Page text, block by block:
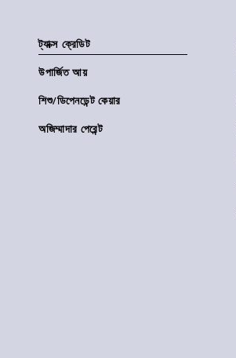
ট্যাক্স ক্রেডিট
উপার্জিত আয়
শিশু/ডিপেনডেন্ট কেয়ার
অজিম্মাদার পেরেন্ট